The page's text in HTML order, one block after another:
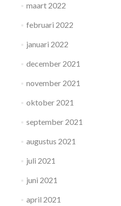
maart 2022
februari 2022
januari 2022
december 2021
november 2021
oktober 2021
september 2021
augustus 2021
juli 2021
juni 2021
april 2021